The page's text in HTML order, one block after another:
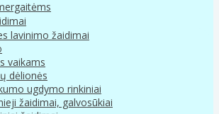
lavinimo žaidimai
vaikams
dėlionės
ugdymo rinkiniai
žaidimai, galvosūkiai